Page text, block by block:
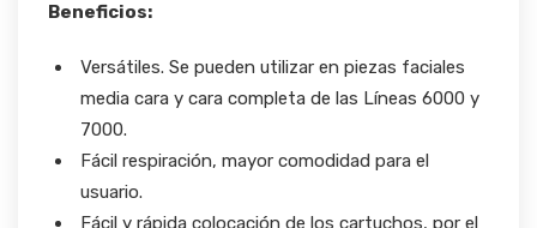
Beneficios:
Versátiles. Se pueden utilizar en piezas faciales
media cara y cara completa de las Líneas 6000 y
7000.
Fácil respiración, mayor comodidad para el
usuario.
Fácil y rápida colocación de los cartuchos, por el